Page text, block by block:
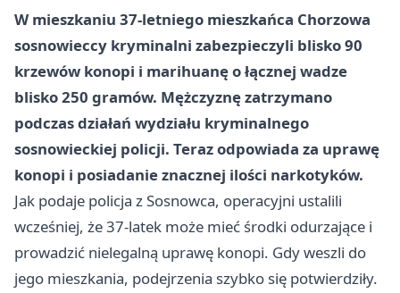
W mieszkaniu 37-letniego mieszkańca Chorzowa
sosnowieccy kryminalni zabezpieczyli blisko 90
krzewów konopi i marihuanę o łącznej wadze
blisko 250 gramów. Mężczyznę zatrzymano
podczas działań wydziału kryminalnego
sosnowieckiej policji. Teraz odpowiada za uprawę
konopi i posiadanie znacznej ilości narkotyków.
Jak podaje policja z Sosnowca, operacyjni ustalili
wcześniej, że 37-latek może mieć środki odurzające i
prowadzić nielegalną uprawę konopi. Gdy weszli do
jego mieszkania, podejrzenia szybko się potwierdziły.